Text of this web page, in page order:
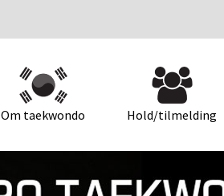
Om taekwondo Hold/tilmelding